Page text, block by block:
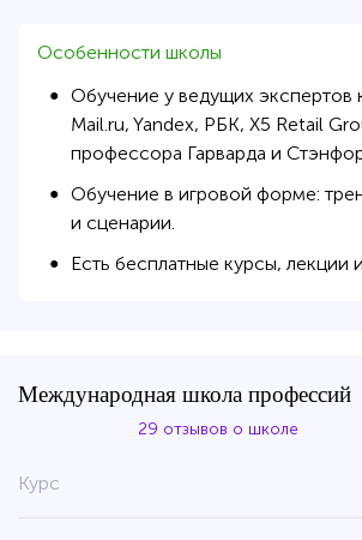
Особенности школы
● Обучение у ведущих экспертов
Mail.ru, Yandex, РБК, Х5 Retail
профессора Гарварда и
● Обучение в игровой форме:
и сценарии.
● Есть бесплатные курсы, лекции
Международная школа профессий
29 отзывов о школе
Курс